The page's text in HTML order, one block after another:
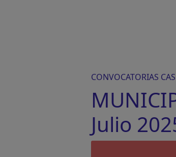
CONVOCATORIAS CAS
Julio